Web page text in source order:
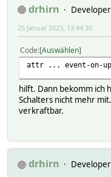
drhirn
Developer
25 Januar 2023, 13:44:30
Code Auswählen
attr ... event-on-
hilft. Dann bekomm ich
Schalters nicht mehr
verkraftbar.
drhirn
Developer